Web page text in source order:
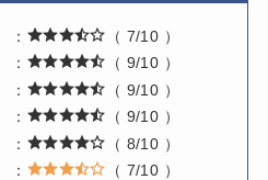
（ 7/10 ）
：
（ 9/10 ）
（ 9/10 ）
：
（ 9/10 ）
：
（ 8/10 ）
（ 7/10 ）